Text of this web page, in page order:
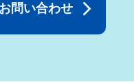
問い合わせ